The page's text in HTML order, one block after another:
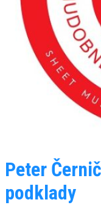
Peter
podklady